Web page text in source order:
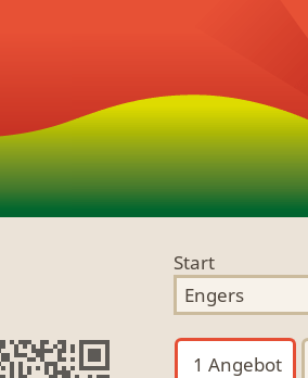
Start
1 Angebot